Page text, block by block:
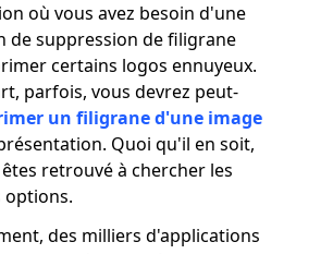
où vous avez besoin d'une
de suppression de filigrane
certains logos ennuyeux.
parfois, vous devrez peut-
un filigrane d'une image
Quoi qu'il en soit,
retrouvé à chercher les
options.
des milliers d'applications